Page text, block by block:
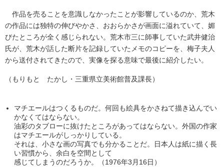
作品を売ることを意識しなかったことが影響しているのか、荒木
の作品には独特の伸びやかさ、おおらかさが画面に溢れていて、媚
びたところが全く感じられない。荒木市三に師事していた武井健治
氏が、荒木が話した断片を記録していたメモのコピーを、梅子夫人
から送付されてきたので、実像を探る意味で最後に紹介したい。
（もりもと たかし・三重県立美術館普及課長）
マチエールはつくるものだ。何回も絵具をかさねて描き込んでい
かなくてはならない。
油彩のタブローに抜けたところがあってはならない。外国の作家
はマチエールがしっかりしている。
それは、小さな画の写真でも分かることだ。日本人は紙に描く長
い習慣から、余白を空間として
感じてしまうのだろうか。（1976年3月16日）